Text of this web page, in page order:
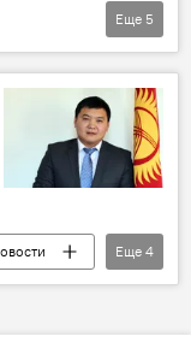
Еще 5
Еще 4